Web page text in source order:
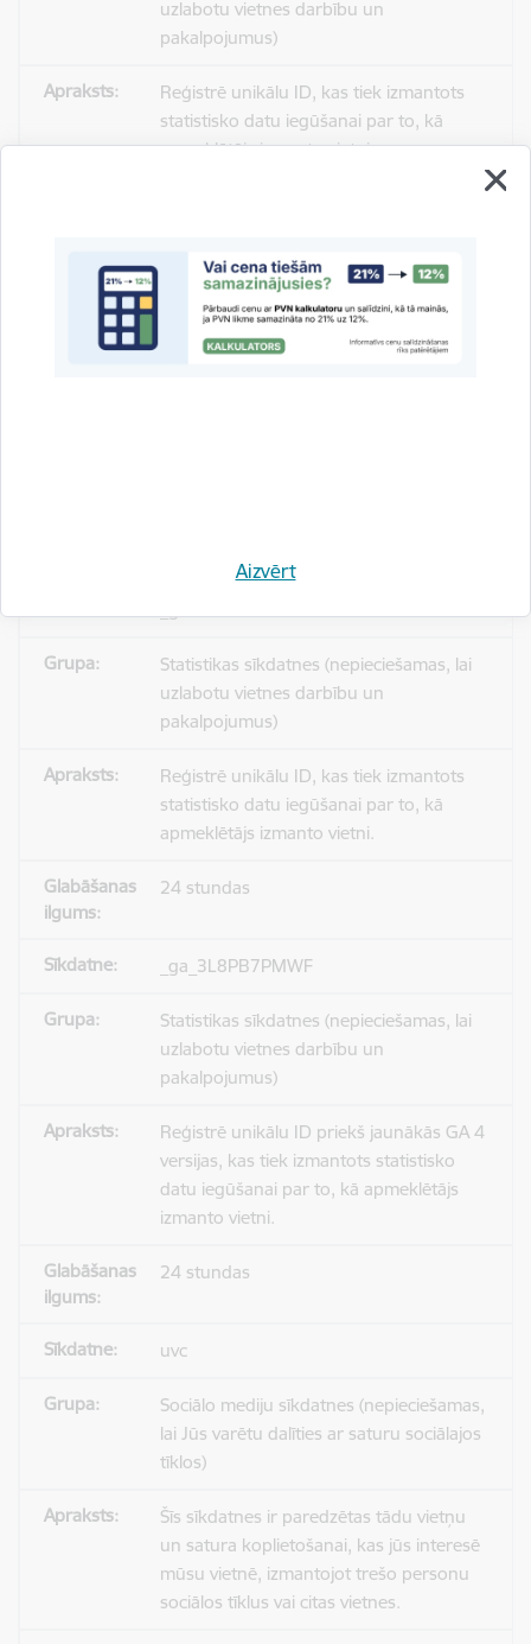
Aizvērt
uzlabotu vietnes darbību un
pakalpojumus)
Reģistrē unikālu ID, kas tiek izmantots
statistisko datu iegūšanai par to, kā
apmeklētājs izmanto vietni.
Statistikas sīkdatnes (nepieciešamas, lai
Statistikas sīkdatnes (nepieciešamas, lai
uzlabotu vietnes darbību un
pakalpojumus)
Reģistrē unikālu ID, kas tiek izmantots
statistisko datu iegūšanai par to, kā
apmeklētājs izmanto vietni.
24 stundas
_ga_3L8PB7PMWF
Statistikas sīkdatnes (nepieciešamas, lai
uzlabotu vietnes darbību un
pakalpojumus)
Reģistrē unikālu ID priekš jaunākās GA 4
versijas, kas tiek izmantots statistisko
datu iegūšanai par to, kā apmeklētājs
izmanto vietni.
24 stundas
uvc
Sociālo mediju sīkdatnes (nepieciešamas,
lai Jūs varētu dalīties ar saturu sociālajos
tīklos)
Šīs sīkdatnes ir paredzētas tādu vietņu
un satura koplietošanai, kas jūs interesē
mūsu vietnē, izmantojot trešo personu
sociālos tīklus vai citas vietnes.